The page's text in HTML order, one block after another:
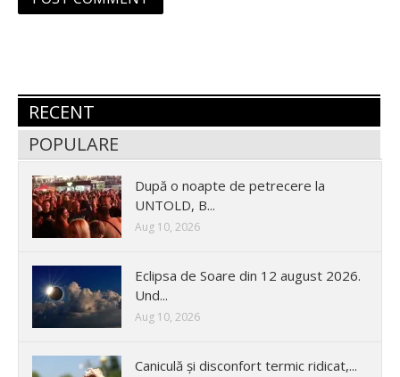
RECENT
POPULARE
După o noapte de petrecere la
UNTOLD, B...
Aug 10, 2026
Eclipsa de Soare din 12 august 2026.
Und...
Aug 10, 2026
Caniculă și disconfort termic ridicat,...